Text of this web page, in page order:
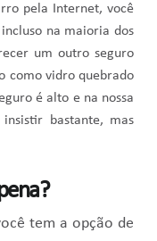
pela Internet, você
na maioria dos
um outro seguro
como vidro quebrado
é alto e na nossa
bastante, mas
tem a opção de